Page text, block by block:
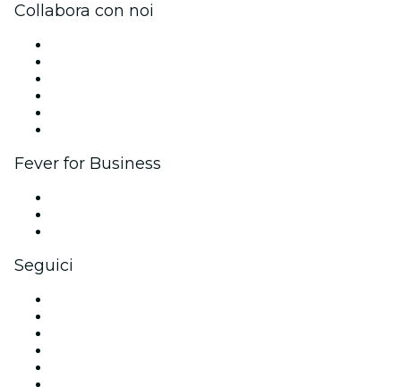
Collabora con noi
Fever for Business
Seguici